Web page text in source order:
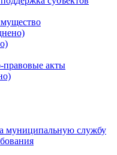
акты
муниципальную службу